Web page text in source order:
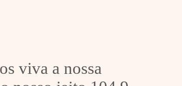
viva a nossa